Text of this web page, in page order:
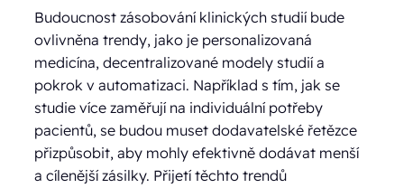
Budoucnost zásobování klinických studií bude
ovlivněna trendy, jako je personalizovaná
medicína, decentralizované modely studií a
pokrok v automatizaci. Například s tím, jak se
studie více zaměřují na individuální potřeby
pacientů, se budou muset dodavatelské řetězce
přizpůsobit, aby mohly efektivně dodávat menší
a cílenější zásilky. Přijetí těchto trendů